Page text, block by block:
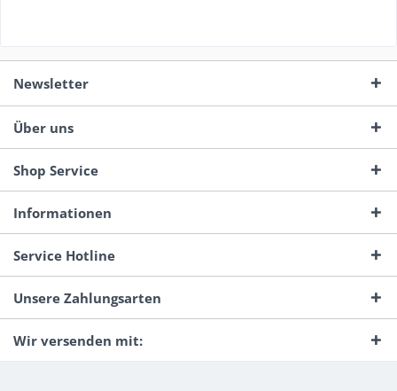
Newsletter
Über uns
Shop Service
Informationen
Service Hotline
Unsere Zahlungsarten
Wir versenden mit: